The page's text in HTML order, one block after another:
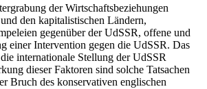
der Wirtschaftsbeziehungen
den kapitalistischen Ländern,
gegenüber der UdSSR, offene und
einer Intervention gegen die UdSSR. Das
internationale Stellung der UdSSR
dieser Faktoren sind solche Tatsachen
Bruch des konservativen englischen